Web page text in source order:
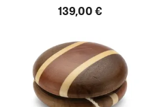
139,00 €